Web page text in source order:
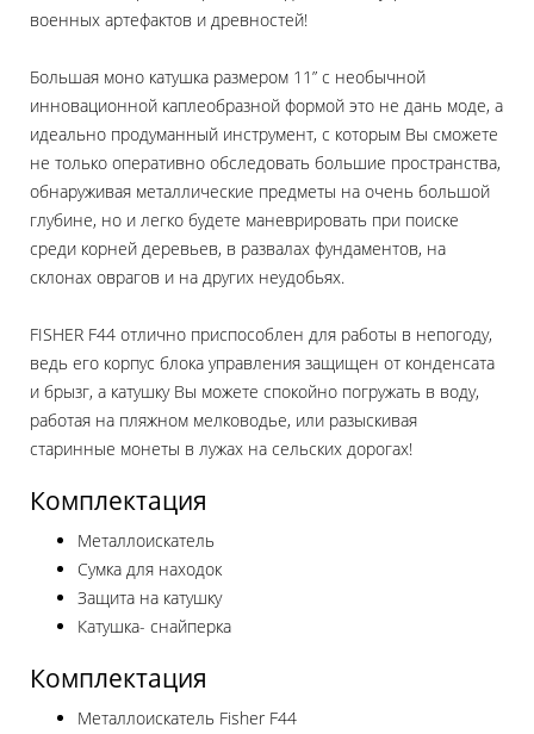
военных артефактов и древностей!
Большая моно катушка размером 11” с необычной
инновационной каплеобразной формой это не дань моде, а
идеально продуманный инструмент, с которым Вы сможете
не только оперативно обследовать большие пространства,
обнаруживая металлические предметы на очень большой
глубине, но и легко будете маневрировать при поиске
среди корней деревьев, в развалах фундаментов, на
склонах оврагов и на других неудобьях.
FISHER F44 отлично приспособлен для работы в непогоду,
ведь его корпус блока управления защищен от конденсата
и брызг, а катушку Вы можете спокойно погружать в воду,
работая на пляжном мелководье, или разыскивая
старинные монеты в лужах на сельских дорогах!
Комплектация
Металлоискатель
Сумка для находок
Защита на катушку
Катушка- снайперка
Комплектация
Металлоискатель Fisher F44